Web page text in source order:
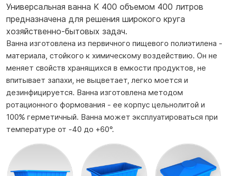
Универсальная ванна K 400 объемом 400 литров
предназначена для решения широкого круга
хозяйственно-бытовых задач.
Ванна изготовлена из первичного пищевого полиэтилена -
материала, стойкого к химическому воздействию. Он не
меняет свойств хранящихся в емкости продуктов, не
впитывает запахи, не выцветает, легко моется и
дезинфицируется. Ванна изготовлена методом
ротационного формования - ее корпус цельнолитой и
100% герметичный. Ванна может эксплуатироваться при
температуре от -40 до +60°.